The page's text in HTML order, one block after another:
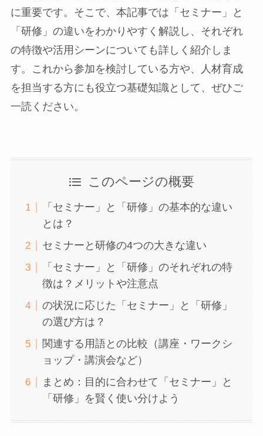
に重要です。そこで、本記事では「セミナー」と
「研修」の違いをわかりやすく解説し、それぞれ
の特徴や活用シーンについても詳しく紹介しま
す。これから参加を検討している方や、人材育成
を担当する方にも役立つ基礎知識として、ぜひご
一読ください。
このページの概要
「セミナー」と「研修」の基本的な違い
とは？
セミナーと研修の4つの大きな違い
「セミナー」と「研修」のそれぞれの特
徴は？メリットや注意点
の状況に応じた「セミナー」と「研修」
の選び方は？
関連する用語との比較（講座・ワークシ
ョップ・講演会など）
まとめ：目的に合わせて「セミナー」と
「研修」を賢く使い分けよう